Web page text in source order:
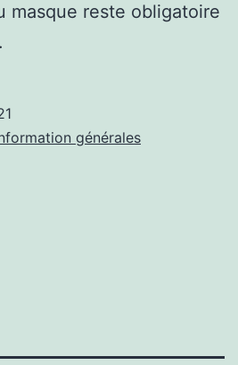
masque reste obligatoire
générales